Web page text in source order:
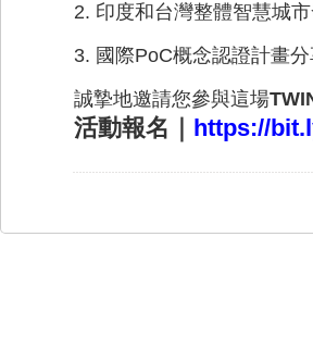
2. 印度和台灣整體智慧城
3. 國際PoC概念認證計畫
誠摯地邀請您參與這場
活動報名｜ https://